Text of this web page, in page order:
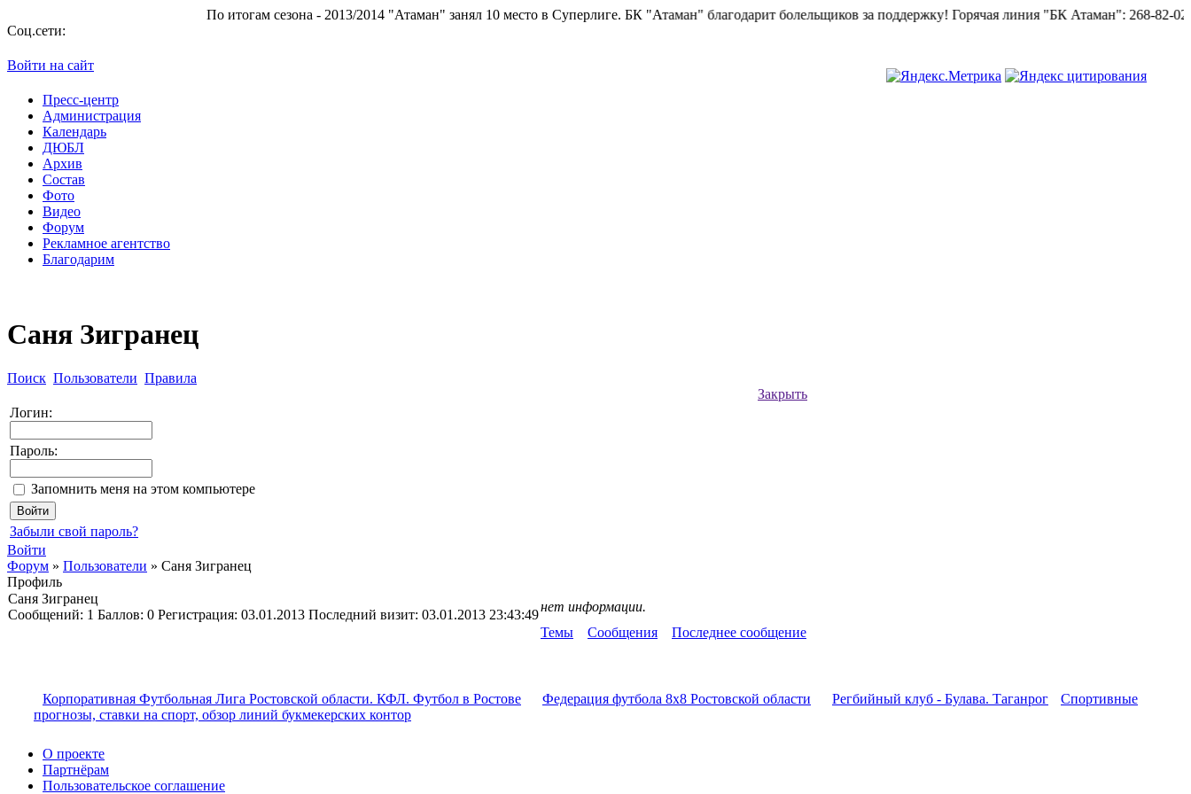
По итогам сезона - 2013/2014 "Атаман" занял 10 место в Суперлиге.БК "Атаман" благодарит болельщиков за поддержку!Горячая линия "БК Атаман":268-82-02.
Соц.сети:
Войти на сайт
Пресс-центр
Администрация
Календарь
ДЮБЛ
Архив
Состав
Фото
Видео
Форум
Рекламное агентство
Благодарим
Саня Зигранец
Поиск Пользователи Правила
Закрыть
Логин:
Пароль:
Запомнить меня на этом компьютере
Забыли свой пароль?
Войти
Форум » Пользователи » Саня Зигранец
Профиль
Саня Зигранец
Cообщений: 1 Баллов: 0 Регистрация: 03.01.2013 Последний визит: 03.01.2013 23:43:49
нет информации.
Темы
Сообщения Последнее сообщение
Корпоративная Футбольная Лига Ростовской области. КФЛ. Футбол в Ростове Федерация футбола 8x8 Ростовской области Регбийный клуб - Булава. Таганрог
Спортивные
прогнозы, ставки на спорт, обзор линий букмекерских контор
О проекте
Партнёрам
Пользовательское соглашение